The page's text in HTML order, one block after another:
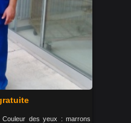
des yeux : marrons